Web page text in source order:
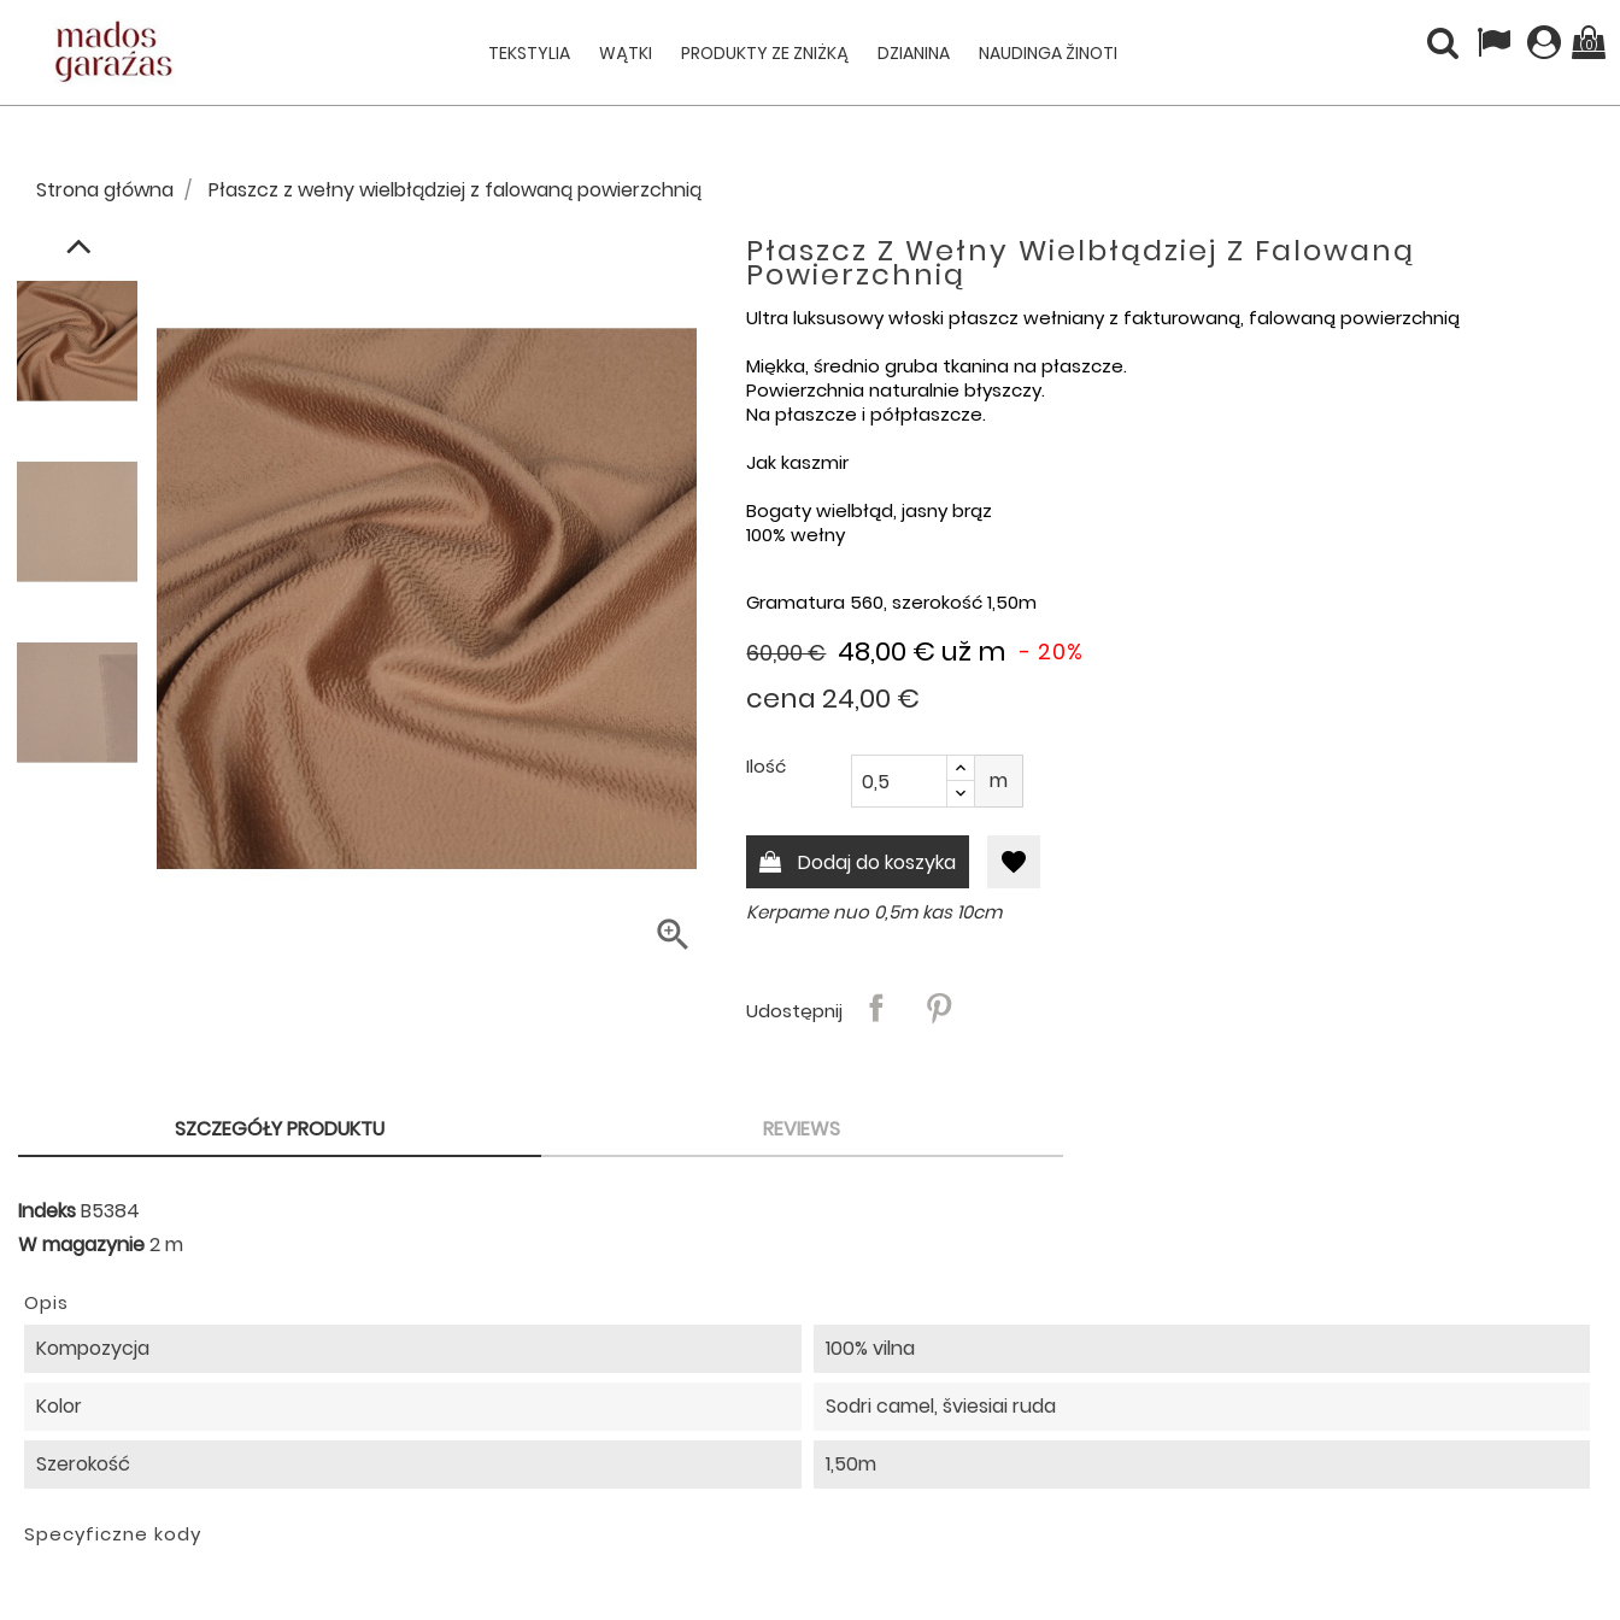
TEKSTYLIA WĄTKI PRODUKTY ZE ZNIŻKĄ DZIANINA NAUDINGA ŽINOTI (0)
Strona główna Płaszcz z wełny wielbłądziej z falowaną powierzchnią

Płaszcz Z Wełny Wielbłądziej Z Falowaną
Powierzchnią
Ultra luksusowy włoski płaszcz wełniany z fakturowaną, falowaną powierzchnią
Miękka, średnio gruba tkanina na płaszcze.
Powierzchnia naturalnie błyszczy.
Na płaszcze i półpłaszcze.
Jak kaszmir
Bogaty wielbłąd, jasny brąz
100% wełny
Gramatura 560, szerokość 1,50m
48,00 € už m - 20%
60,00 €
cena 24,00 €
Ilość
m
Dodaj do koszyka favorite
Kerpame nuo 0,5m kas 10cm
Udostępnij
SZCZEGÓŁY PRODUKTU REVIEWS
IndeksB5384
W magazynie2 m
Opis
Kompozycja 100% vilna
Kolor Sodri camel, šviesiai ruda
Szerokość 1,50m
Specyficzne kody